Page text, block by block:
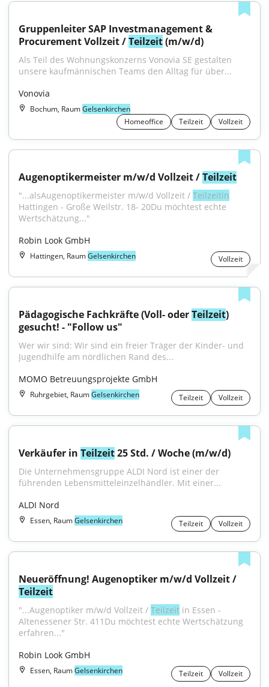
Gruppenleiter SAP Investmanagement &
Procurement Vollzeit / Teilzeit (m/w/d)
Als Teil des Wohnungskonzerns Vonovia SE gestalten
unsere kaufmännischen Teams den Alltag für über...
Vonovia
Bochum, RaumGelsenkirchen
Homeoffice
Teilzeit Vollzeit
Augenoptikermeister m/w/d Vollzeit / Teilzeit
"...alsAugenoptikermeister m/w/d Vollzeit / Teilzeitin
Hattingen - Große Weilstr. 18- 20Du möchtest echte
Wertschätzung..."
Robin Look GmbH
Hattingen, RaumGelsenkirchen Vollzeit
Pädagogische Fachkräfte (Voll- oder Teilzeit)
gesucht! - "Follow us"
Wer wir sind: Wir sind ein freier Träger der Kinder- und
Jugendhilfe am nördlichen Rand des...
MOMO Betreuungsprojekte GmbH
Ruhrgebiet, RaumGelsenkirchen Teilzeit Vollzeit
Verkäufer in Teilzeit 25 Std. / Woche (m/w/d)
Die Unternehmensgruppe ALDI Nord ist einer der
führenden Lebensmitteleinzelhändler. Mit einer...
ALDI Nord
Essen, RaumGelsenkirchen Teilzeit Vollzeit
Teilzeit
"...Augenoptiker m/w/d Vollzeit / Teilzeit in Essen -
Altenessener Str. 411Du möchtest echte Wertschätzung
erfahren..."
Robin Look GmbH
Essen, RaumGelsenkirchen Teilzeit Vollzeit